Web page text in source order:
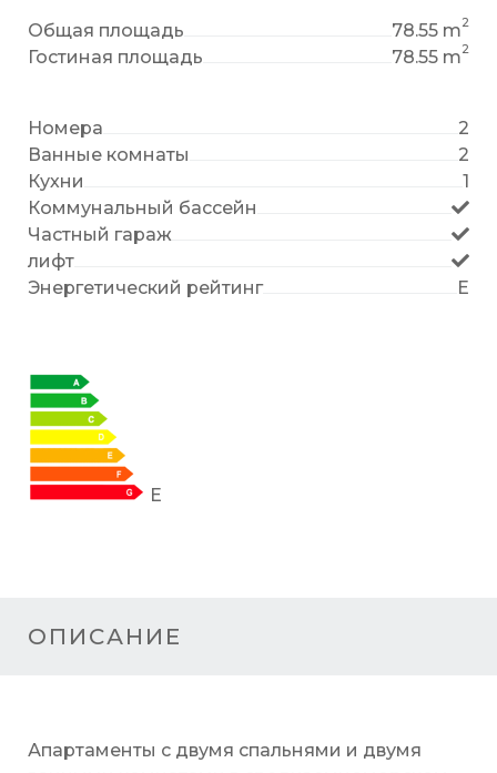
Общая площадь 78.55 m2
Гостиная площадь 78.55 m2
Номера
2
Ванные комнаты
2
Кухни
1
Коммунальный бассейн
Частный гараж
лифт
Энергетический рейтинг
E
E
ОПИСАНИЕ
Апартаменты с двумя спальнями и двумя